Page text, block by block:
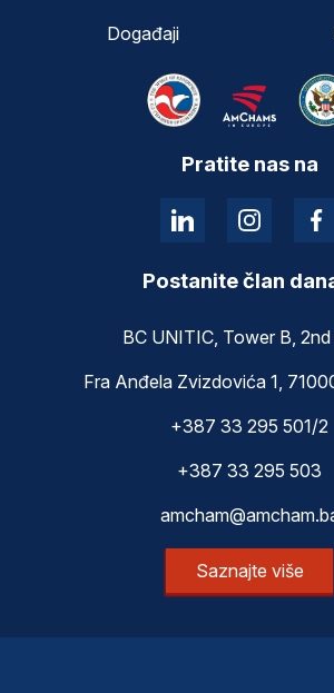
Događaji
Pratite nas na
Postanite član
BC UNITIC, Tower B,
Fra Anđela Zvizdovića 1,
+387 33 295 501/2
+387 33 295 503
Saznajte više